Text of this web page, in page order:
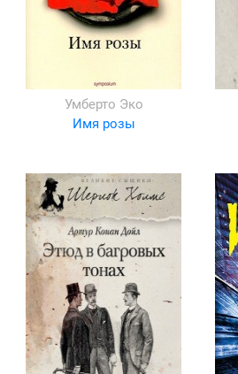
Умберто Эко
Имя розы